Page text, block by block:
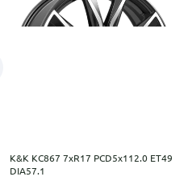
K&K КС867 7xR17 PCD5x112.0 ET49
DIA57.1